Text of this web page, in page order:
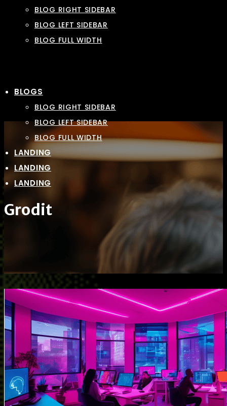
BLOG RIGHT SIDEBAR
BLOG LEFT SIDEBAR
BLOG FULL WIDTH
BLOGS
BLOG RIGHT SIDEBAR
BLOG LEFT SIDEBAR
BLOG FULL WIDTH
LANDING
LANDING
LANDING
Grodit